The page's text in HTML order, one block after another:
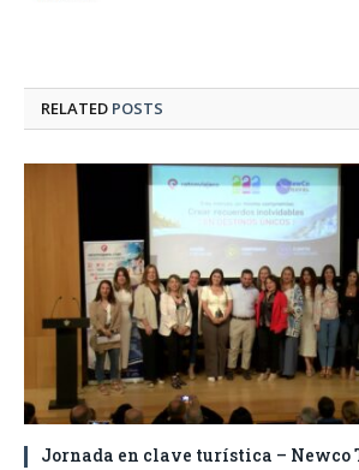
RELATED POSTS
Jornada en clave turística – Newco